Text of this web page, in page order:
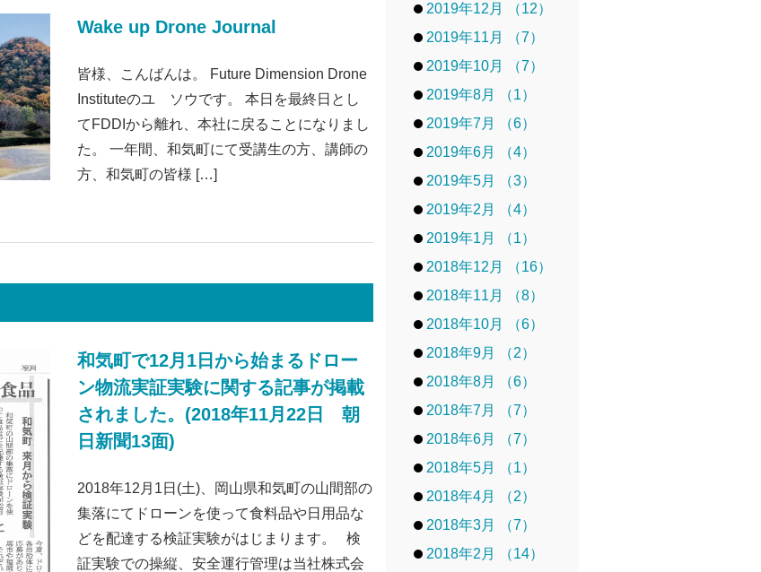
Wake up Drone Journal
皆様、こんばんは。 Future Dimension Drone
Instituteのユ ソウです。 本日を最終日とし
てFDDIから離れ、本社に戻ることになりまし
た。 一年間、和気町にて受講生の方、講師の
方、和気町の皆様 […]
和気町で12月1日から始まるドロー
ン物流実証実験に関する記事が掲載
されました。(2018年11月22日 朝
日新聞13面)
2018年12月1日(土)、岡山県和気町の山間部の
集落にてドローンを使って食料品や日用品な
どを配達する検証実験がはじまります。 検
証実験での操縦、安全運行管理は当社株式会
2019年12月 （12）
2019年11月 （7）
2019年10月 （7）
2019年8月 （1）
2019年7月 （6）
2019年6月 （4）
2019年5月 （3）
2019年2月 （4）
2019年1月 （1）
2018年12月 （16）
2018年11月 （8）
2018年10月 （6）
2018年9月 （2）
2018年8月 （6）
2018年7月 （7）
2018年6月 （7）
2018年5月 （1）
2018年4月 （2）
2018年3月 （7）
2018年2月 （14）